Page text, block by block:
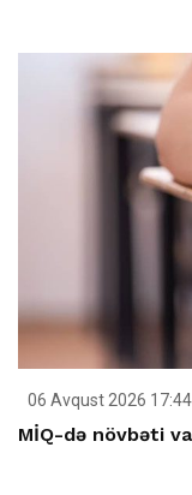
06 Avqust 2026 17:44
MİQ-də növbəti